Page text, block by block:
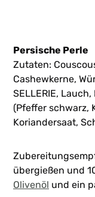
Persische Perle
Zutaten:
Cashewkerne,
SELLERIE,
(Pfeffer schwarz,
Koriandersaat,
übergießen und
Olivenöl und ein